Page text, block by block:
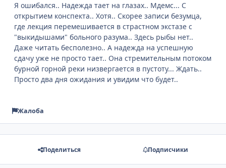
Я ошибался.. Надежда тает на глазах.. Мдемс... С
открытием конспекта.. Хотя.. Скорее записи безумца,
где лекция перемешивается в страстном экстазе с
"выкидышами" больного разума.. Здесь рыбы нет..
Даже читать бесполезно.. А надежда на успешную
сдачу уже не просто тает.. Она стремительным потоком
бурной горной реки низвергается в пустоту... Ждать..
Просто два дня ожидания и увидим что будет..
Жалоба
Поделиться Подписчики